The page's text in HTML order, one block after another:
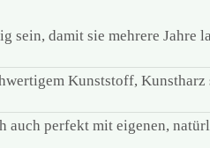
sein, damit sie mehrere Jahre
Kunststoff, Kunstharz
auch perfekt mit eigenen,